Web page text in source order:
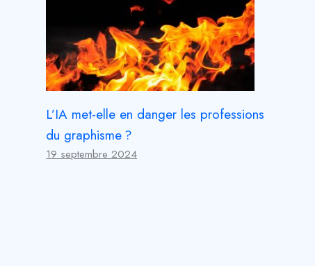
L’IA met-elle en danger les professions
du graphisme ?
19 septembre 2024